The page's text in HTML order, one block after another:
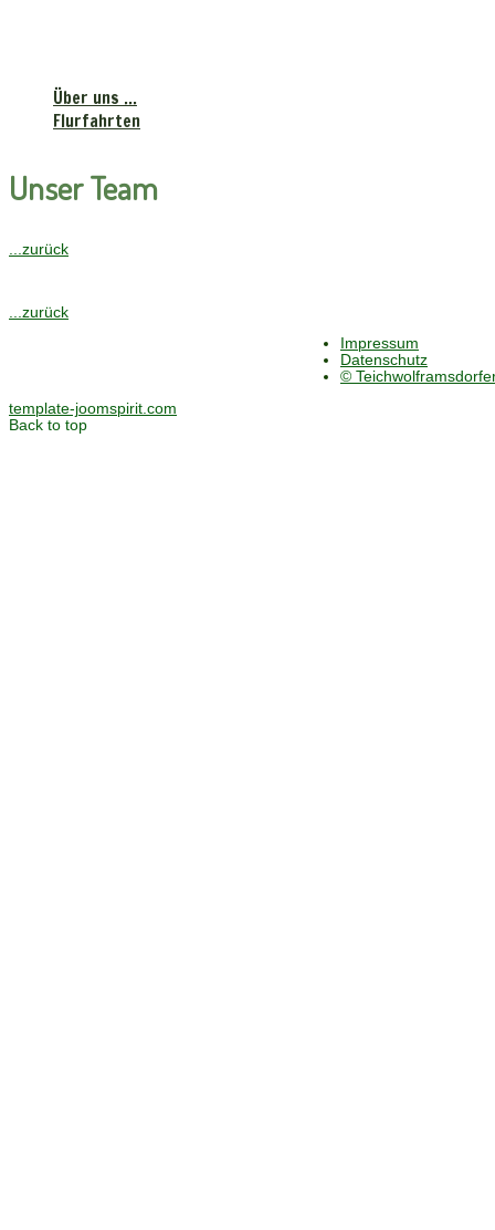
Über uns ...
Flurfahrten
Unser Team
...zurück
...zurück
Impressum
Datenschutz
©
template-joomspirit.com
Back to top